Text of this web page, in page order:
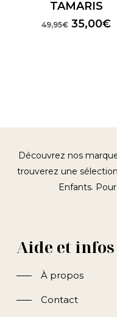
TAMARIS
49,95€ Le
35,00€
Découvrez nos
trouverez une
Enfants.
Aide et infos
À propos
Contact